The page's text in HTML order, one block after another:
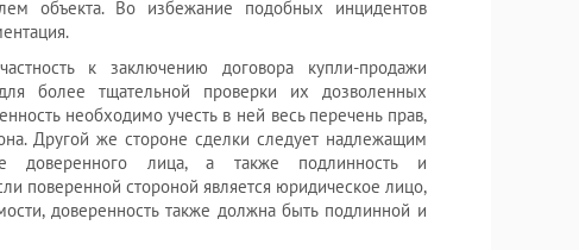
объекта. Во избежание подобных инцидентов
к заключению договора купли-продажи
более тщательной проверки их дозволенных
необходимо учесть в ней весь перечень прав,
Другой же стороне сделки следует надлежащим
доверенного лица, а также подлинность и
поверенной стороной является юридическое лицо,
доверенность также должна быть подлинной и